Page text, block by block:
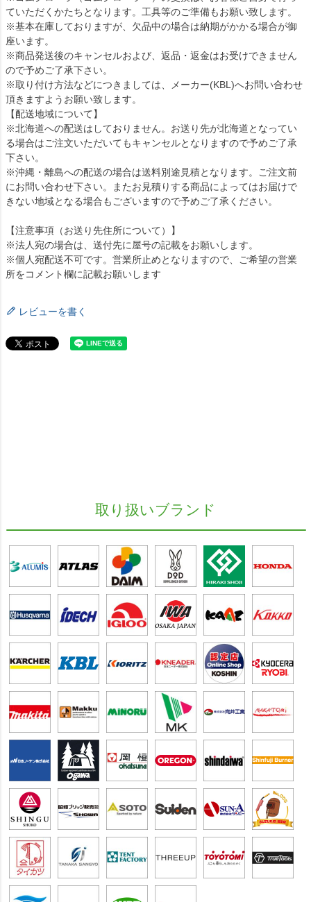
ていただくかたちとなります。工具等のご準備もお願い致します。
※基本在庫しておりますが、欠品中の場合は納期がかかる場合が御
座います。
※商品発送後のキャンセルおよび、返品・返金はお受けできません
ので予めご了承下さい。
※取り付け方法などにつきましては、メーカー(KBL)へお問い合わせ
頂きますようお願い致します。
【配送地域について】
※北海道への配送はしておりません。お送り先が北海道となってい
る場合はご注文いただいてもキャンセルとなりますので予めご了承
下さい。
※沖縄・離島への配送の場合は送料別途見積となります。ご注文前
にお問い合わせ下さい。またお見積りする商品によってはお届けで
きない地域となる場合もございますので予めご了承ください。
【注意事項（お送り先住所について）】
※法人宛の場合は、送付先に屋号の記載をお願いします。
※個人宛配送不可です。営業所止めとなりますので、ご希望の営業
所をコメント欄に記載お願いします
レビューを書く
取り扱いブランド